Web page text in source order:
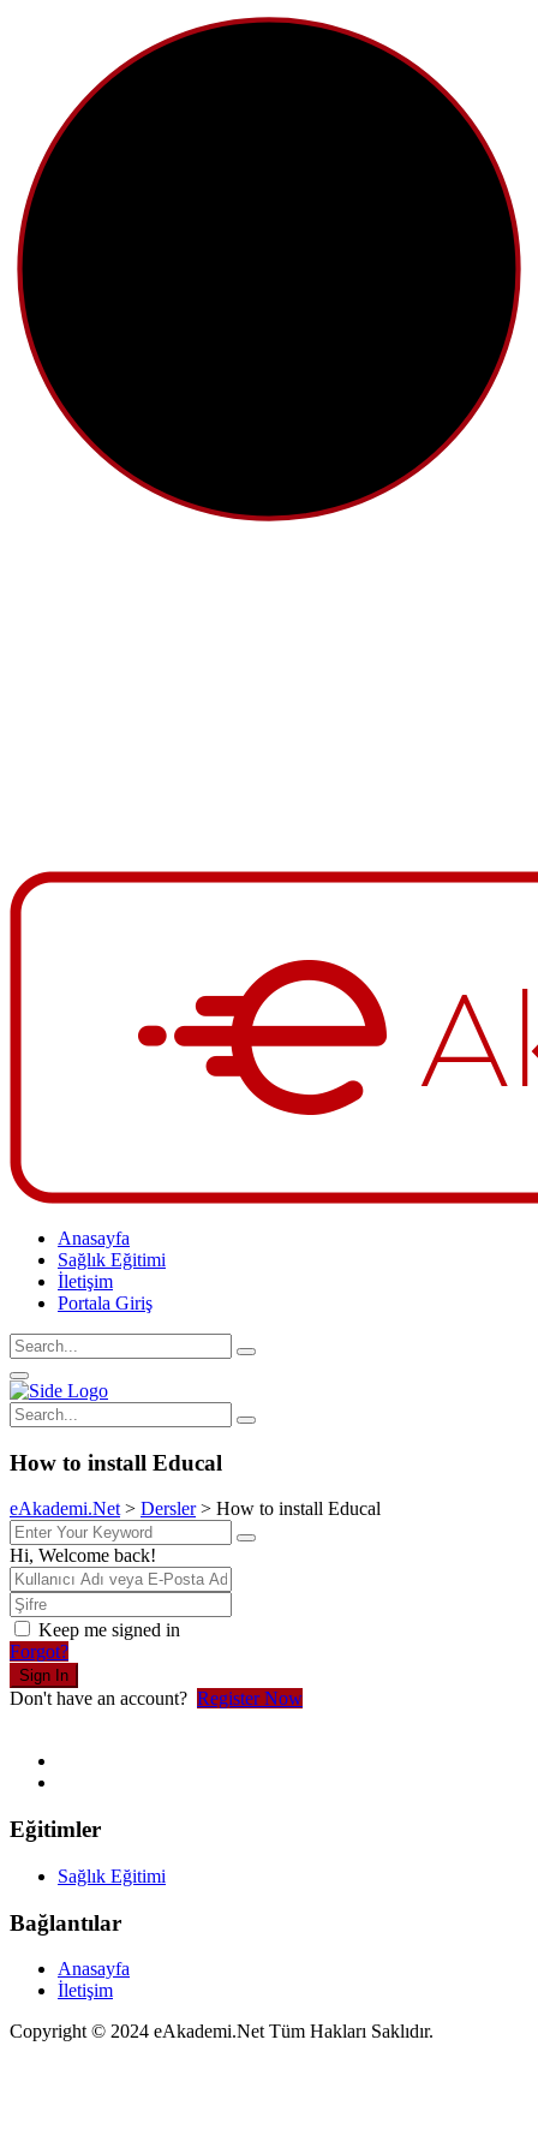
Anasayfa
Sağlık Eğitimi
İletişim
Portala Giriş
How to install Educal
eAkademi.Net> Dersler> How to install Educal
Hi, Welcome back!
Keep me signed in
Forgot?
Sign In
Don't have an account? Register Now
Eğitimler
Sağlık Eğitimi
Bağlantılar
Anasayfa
İletişim
Copyright © 2024 eAkademi.Net Tüm Hakları Saklıdır.